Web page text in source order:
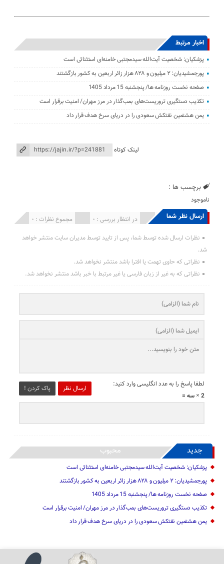
اخبار مرتبط
پزشکیان: شخصیت آیت‌الله سیدمجتبی خامنه‌ای استثنائی است
پورجمشیدیان: ۲ میلیون و ۸۲۸ هزار زائر اربعین به کشور بازگشتند
صفحه نخست روزنامه ها/ پنجشنبه 15 مرداد 1405
تکذیب دستگیری تروریست‌های بمب‌گذار در مرز مهران/ امنیت برقرار است
یمن هشتمین نفتکش سعودی را در دریای سرخ هدف قرار داد
لینک کوتاه
برچسب ها :
ناموجود
ارسال نظر شما مجموع نظرات : 0 در انتظار بررسی : 0 انتشار یافته : 0
نظرات ارسال شده توسط شما، پس از تایید توسط مدیران سایت منتشر خواهد
شد.
نظراتی که حاوی تهمت یا افترا باشد منتشر نخواهد شد.
نظراتی که به غیر از زبان فارسی یا غیر مرتبط با خبر باشد منتشر نخواهد شد.
ارسال نظر پاک کردن !
لطفا پاسخ را به عدد انگلیسی وارد کنید:
2 × سه =
جدید محبوب
پزشکیان: شخصیت آیت‌الله سیدمجتبی خامنه‌ای استثنائی است
پورجمشیدیان: ۲ میلیون و ۸۲۸ هزار زائر اربعین به کشور بازگشتند
صفحه نخست روزنامه ها/ پنجشنبه 15 مرداد 1405
تکذیب دستگیری تروریست‌های بمب‌گذار در مرز مهران/ امنیت برقرار است
یمن هشتمین نفتکش سعودی را در دریای سرخ هدف قرار داد